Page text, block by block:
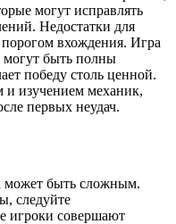
могут исправлять
Недостатки для
вхождения. Игра
быть полны
победу столь ценной.
изучением механик,
первых неудач.
может быть сложным.
следуйте
игроки совершают